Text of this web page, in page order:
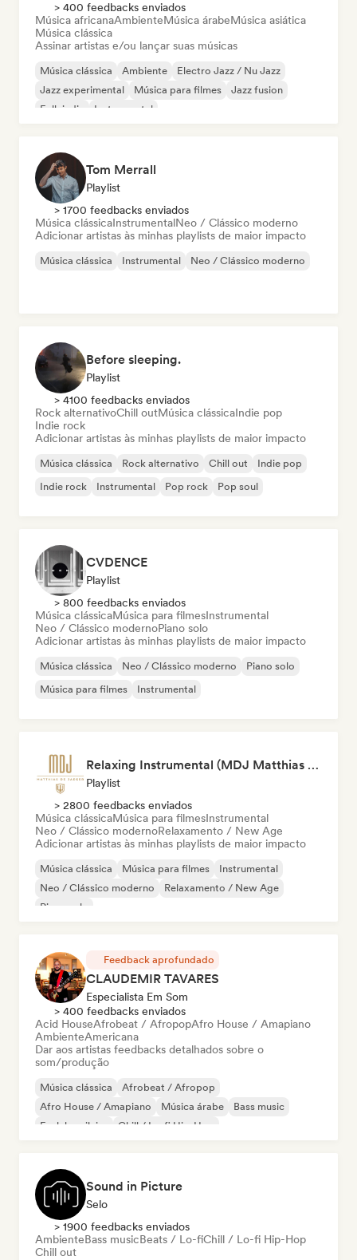
> 400 feedbacks enviados
Música africanaAmbienteMúsica árabeMúsica asiática
Música clássica
Assinar artistas e/ou lançar suas músicas
Música clássica Ambiente
Electro Jazz / Nu Jazz
Jazz experimental
Música para filmes
Jazz fusion
Folk indie
Instrumental
Tom Merrall
Playlist
> 1700 feedbacks enviados
Música clássicaInstrumentalNeo / Clássico moderno
Adicionar artistas às minhas playlists de maior impacto
Música clássica Instrumental Neo / Clássico moderno
Before sleeping.
Playlist
> 4100 feedbacks enviados
Rock alternativoChill outMúsica clássicaIndie pop
Indie rock
Adicionar artistas às minhas playlists de maior impacto
Música clássica Rock alternativo Chill out
Indie pop
Indie rock
Instrumental Pop rock Pop soul
CVDENCE
Playlist
> 800 feedbacks enviados
Música clássicaMúsica para filmesInstrumental
Neo / Clássico modernoPiano solo
Adicionar artistas às minhas playlists de maior impacto
Música clássica Neo / Clássico moderno
Piano solo
Música para filmes
Instrumental
Relaxing Instrumental (MDJ Matthias De Jaeger)
Playlist
> 2800 feedbacks enviados
Música clássicaMúsica para filmesInstrumental
Neo / Clássico modernoRelaxamento / New Age
Adicionar artistas às minhas playlists de maior impacto
Música clássica Música para filmes
Instrumental
Neo / Clássico moderno
Relaxamento / New Age
Piano solo
Feedback aprofundado
CLAUDEMIR TAVARES
Especialista Em Som
> 400 feedbacks enviados
Acid HouseAfrobeat / AfropopAfro House / Amapiano
AmbienteAmericana
Dar aos artistas feedbacks detalhados sobre o
som/produção
Música clássica
Afrobeat / Afropop
Afro House / Amapiano
Música árabe
Bass music
Funk brasileiro
Chill / Lo-fi Hip-Hop
Sound in Picture
Selo
> 1900 feedbacks enviados
AmbienteBass musicBeats / Lo-fiChill / Lo-fi Hip-Hop
Chill out